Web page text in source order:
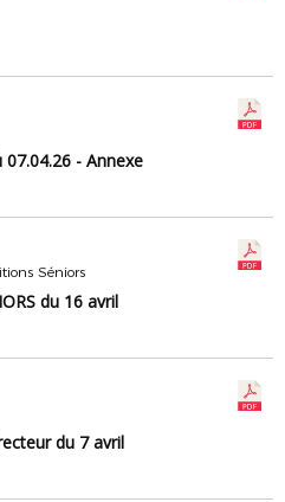
07.04.26 - Annexe
Séniors
du 16 avril
du 7 avril